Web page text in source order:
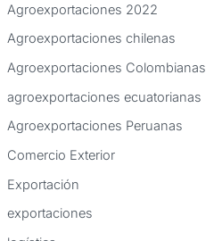
r
p
o
r
:
Agroexportaciones 2022
Agroexportaciones chilenas
Agroexportaciones Colombianas
agroexportaciones ecuatorianas
Agroexportaciones Peruanas
Comercio Exterior
Exportación
exportaciones